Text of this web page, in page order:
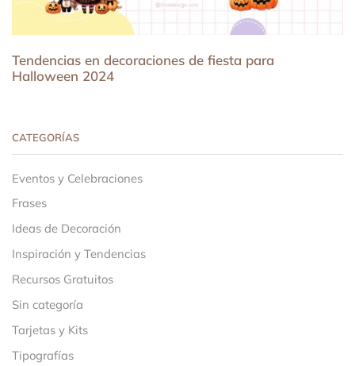
Tendencias en decoraciones de fiesta para
Halloween 2024
CATEGORÍAS
Eventos y Celebraciones
Frases
Ideas de Decoración
Inspiración y Tendencias
Recursos Gratuitos
Sin categoría
Tarjetas y Kits
Tipografías